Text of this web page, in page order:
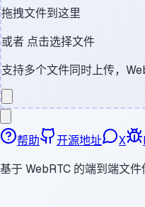
拖拽文件到这里
或者 点击选择文件
支持多个文件同时上传，
帮助 开源地址 X
基于 WebRTC 的端到端文